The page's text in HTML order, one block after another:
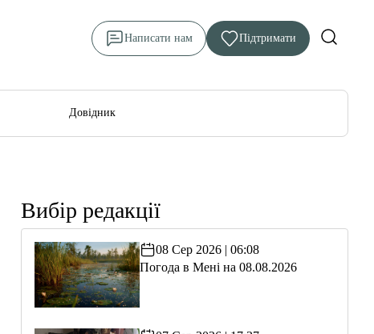
Написати нам Підтримати
Довідник
Вибір редакції
08 Сер 2026 | 06:08
Погода в Мені на 08.08.2026